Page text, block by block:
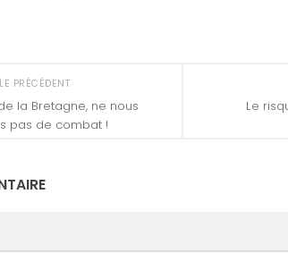
Le
PRÉCÉDENT
la Bretagne, ne nous
pas de combat !